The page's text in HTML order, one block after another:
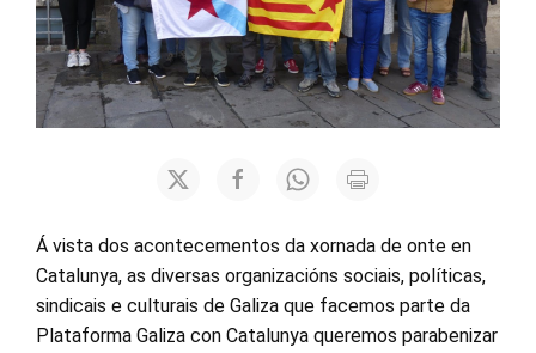
Á vista dos acontecementos da xornada de onte en
Catalunya, as diversas organizacións sociais, políticas,
sindicais e culturais de Galiza que facemos parte da
Plataforma Galiza con Catalunya queremos parabenizar